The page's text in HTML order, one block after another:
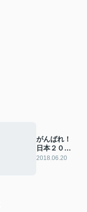
がんばれ！
日本２０１
８
2018.06.20